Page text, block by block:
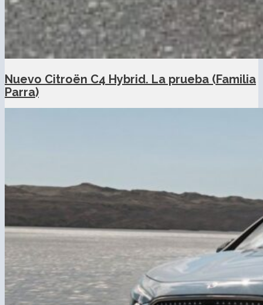
Nuevo Citroën C4 Hybrid. La prueba (Familia
Parra)